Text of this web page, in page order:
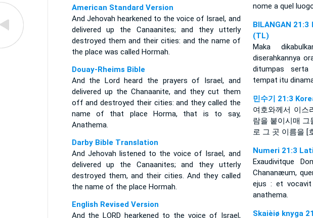
American Standard Version
And Jehovah hearkened to the voice of Israel, and
delivered up the Canaanites; and they utterly
destroyed them and their cities: and the name of
the place was called Hormah.
Douay-Rheims Bible
And the Lord heard the prayers of Israel, and
delivered up the Chanaanite, and they cut them
off and destroyed their cities: and they called the
name of that place Horma, that is to say,
Anathema.
Darby Bible Translation
And Jehovah listened to the voice of Israel, and
delivered up the Canaanites; and they utterly
destroyed them, and their cities. And they called
the name of the place Hormah.
English Revised Version
And the LORD hearkened to the voice of Israel,
nome a quel
BILANGAN
(TL)
Maka
diserahkannya
ditumpas serta
tempat itu
민수기 21:3
여호와께서 이스
람을 붙이시매
로 그 곳 이름을 [
Numeri 21:3
Exaudivitque
Chananæum,
ejus : et
anathema.
Skaièiø knyga